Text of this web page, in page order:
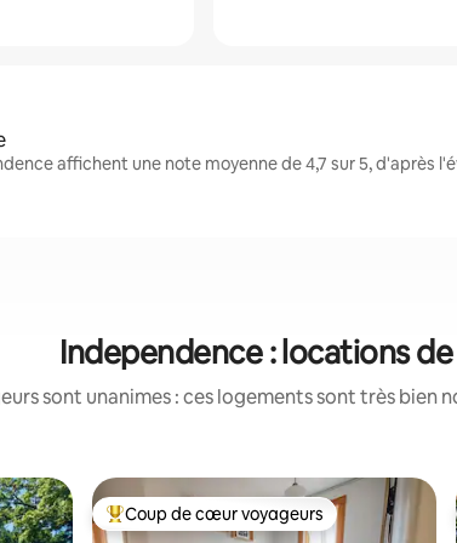
affichent une note moyenne de 4,7 sur 5, d'après
Independence : locations
sont unanimes : ces logements sont très
appréciés Coups de cœur voyageurs les plus appréciés
Coup de cœur voyageurs